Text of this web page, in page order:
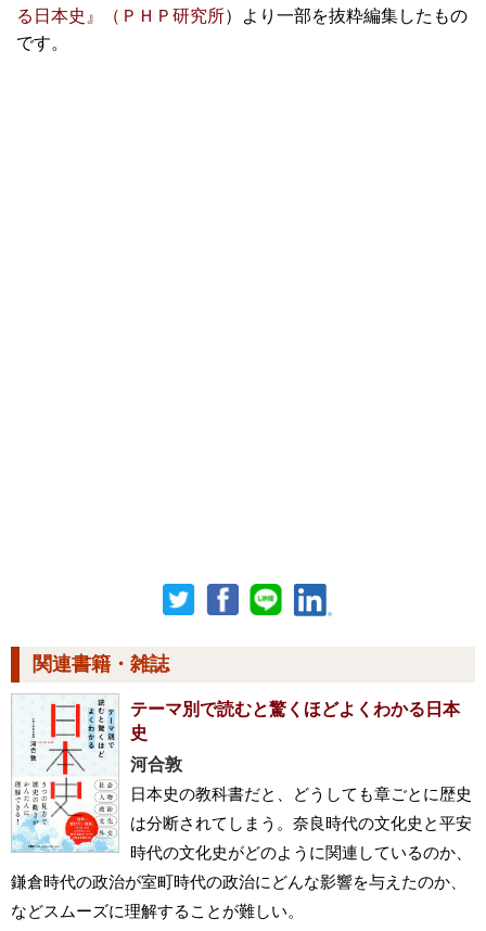
る日本史』（ＰＨＰ研究所）より一部を抜粋編集したもの
です。
関連書籍・雑誌
テーマ別で読むと驚くほどよくわかる日本
史
河合敦
日本史の教科書だと、どうしても章ごとに歴史
は分断されてしまう。奈良時代の文化史と平安
時代の文化史がどのように関連しているのか、
鎌倉時代の政治が室町時代の政治にどんな影響を与えたのか、
などスムーズに理解することが難しい。